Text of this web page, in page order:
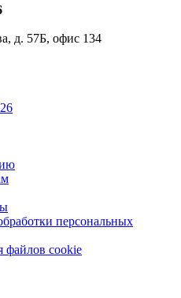
д. 57Б, офис 134
персональных
файлов cookie